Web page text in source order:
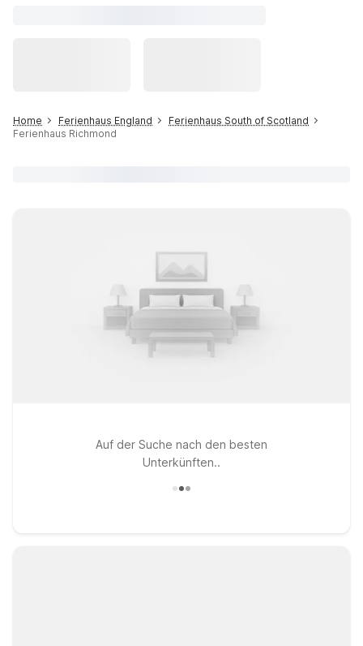
Home Ferienhaus England
Ferienhaus South of Scotland
Ferienhaus Richmond
Auf der Suche nach den besten
Unterkünften..